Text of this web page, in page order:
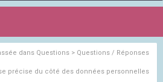
dans Questions > Questions / Réponses
précise du côté des données personnelles